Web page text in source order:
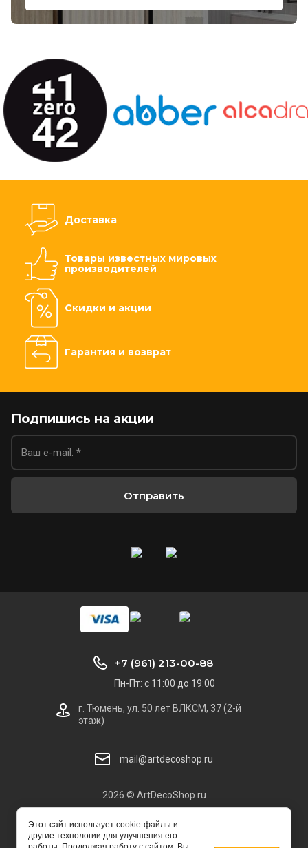
Доставка
Товары известных мировых
производителей
Скидки и акции
Гарантия и возврат
Подпишись на акции
Отправить
2026 © ArtDecoShop.ru
+7 (961) 213-00-88
Пн-Пт: с 11:00 до 19:00
г. Тюмень, ул. 50 лет ВЛКСМ, 37 (2-й
этаж)
mail@artdecoshop.ru
Этот сайт использует cookie-файлы и
другие технологии для улучшения его